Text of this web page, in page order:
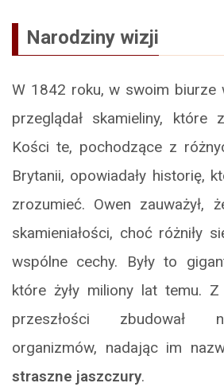
Narodziny wizji
W 1842 roku, w swoim biurze
przeglądał skamieliny, które
Kości te, pochodzące z
Brytanii, opowiadały historię,
zrozumieć. Owen zauważył,
skamieniałości, choć różniły
wspólne cechy. Były to
które żyły miliony lat temu.
przeszłości zbudował
organizmów, nadając im
straszne jaszczury.